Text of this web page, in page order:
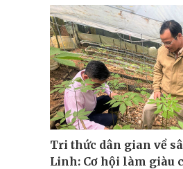
Tri thức dân gian về
Linh: Cơ hội làm giàu